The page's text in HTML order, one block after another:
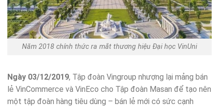
Năm 2018 chính thức ra mắt thương hiệu Đại học VinUni
Ngày 03/12/2019, Tập đoàn Vingroup nhượng lại mảng bán
lẻ VinCommerce và VinEco cho Tập đoàn Masan để tạo nên
một tập đoàn hàng tiêu dùng – bán lẻ mới có sức cạnh